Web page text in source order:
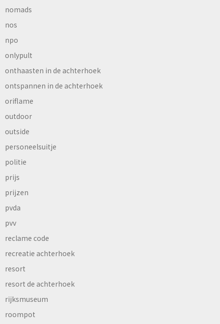
nomads
nos
npo
onlypult
onthaasten in de achterhoek
ontspannen in de achterhoek
oriflame
outdoor
outside
personeelsuitje
politie
prijs
prijzen
pvda
pvv
reclame code
recreatie achterhoek
resort
resort de achterhoek
rijksmuseum
roompot